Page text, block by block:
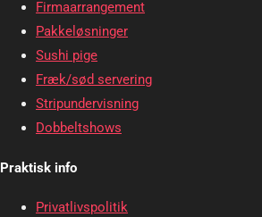
Firmaarrangement
Pakkeløsninger
Sushi pige
Fræk/sød servering
Stripundervisning
Dobbeltshows
Praktisk info
Privatlivspolitik